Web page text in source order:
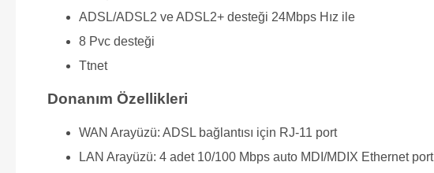
ADSL/ADSL2 ve ADSL2+ desteği 24Mbps Hız ile
8 Pvc desteği
Ttnet
Donanım Özellikleri
WAN Arayüzü: ADSL bağlantısı için RJ-11 port
LAN Arayüzü: 4 adet 10/100 Mbps auto MDI/MDIX Ethernet port